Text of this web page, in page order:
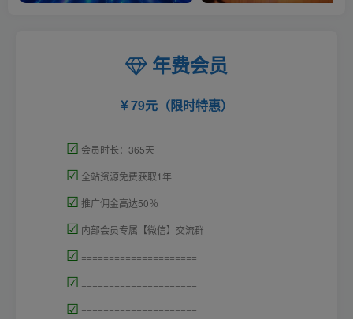
年费会员
79元（限时特惠）
☑ 会员时长：365天
☑ 全站资源免费获取1年
☑ 推广佣金高达50％
☑ 内部会员专属【微信】交流群
☑ =====================
☑ =====================
☑ =====================